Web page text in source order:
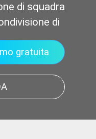
di squadra
di document
gratuita